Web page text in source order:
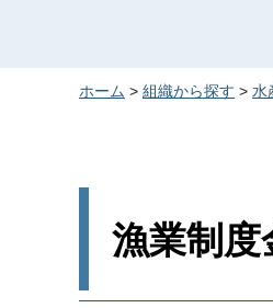
ホーム > 組織から探す > 水
漁業制度